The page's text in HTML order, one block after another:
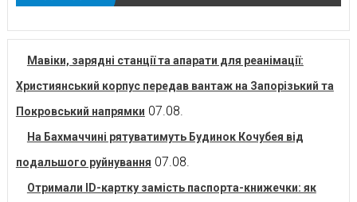
Мавіки, зарядні станції та апарати для реанімації:
Християнський корпус передав вантаж на Запорізький та
Покровський напрямки 07.08.
На Бахмаччині рятуватимуть Будинок Кочубея від
подальшого руйнування 07.08.
Отримали ID-картку замість паспорта-книжечки: як